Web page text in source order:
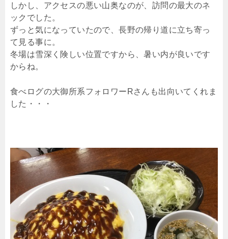
しかし、アクセスの悪い山奥なのが、訪問の最大のネ
ックでした。
ずっと気になっていたので、長野の帰り道に立ち寄っ
て見る事に。
冬場は雪深く険しい位置ですから、暑い内が良いです
からね。
食べログの大御所系フォロワーRさんも出向いてくれま
した・・・